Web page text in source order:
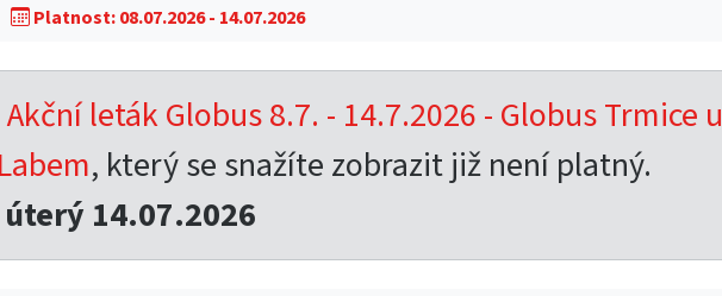
Platnost: 08.07.2026 - 14.07.2026
Akční leták Globus 8.7. - 14.7.2026 - Globus Trmice u
, který se snažíte zobrazit již není platný.
úterý 14.07.2026